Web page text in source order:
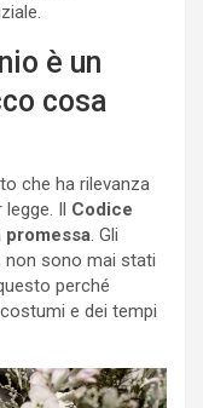
è un
cosa
che ha rilevanza
Il Codice
. Gli
non sono mai stati
perché
e dei tempi